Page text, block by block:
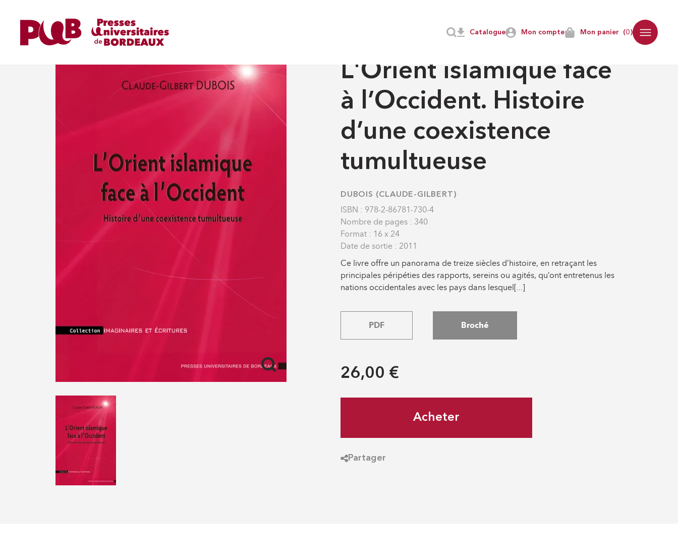
Mon compte Mon panier (0)
Catalogue
L'Orient islamique face à l’Occident. Histoire d’une coexistence tumultueuse
L'Orient islamique face
à l’Occident. Histoire
d’une coexistence
tumultueuse
DUBOIS (CLAUDE-GILBERT)
ISBN : 978-2-86781-730-4
Nombre de pages : 340
Format : 16 x 24
Date de sortie : 2011
Ce livre offre un panorama de treize siècles d’histoire, en retraçant les
principales péripéties des rapports, sereins ou agités, qu’ont entretenus les
nations occidentales avec les pays dans lesquel[...]
PDF Broché
26,00 €
Acheter
Partager